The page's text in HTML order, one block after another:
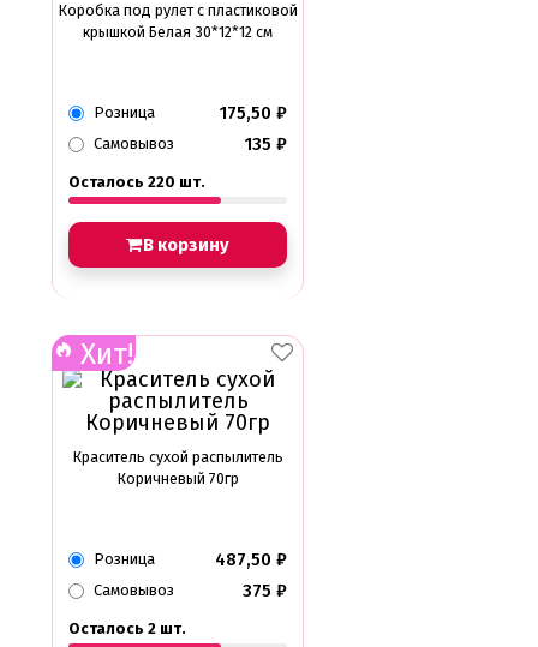
Коробка под рулет с пластиковой
крышкой Белая 30*12*12 см
Розница 175,50 ₽
Самовывоз 135 ₽
Осталось 220 шт.
В корзину
Хит!
Краситель сухой распылитель
Коричневый 70гр
Розница 487,50 ₽
Самовывоз 375 ₽
Осталось 2 шт.